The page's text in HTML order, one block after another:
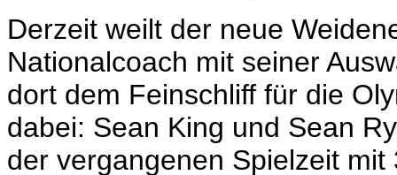
Derzeit weilt der neue
Nationalcoach mit seiner
dort dem Feinschliff für die
dabei: Sean King und Sean
der vergangenen Spielzeit